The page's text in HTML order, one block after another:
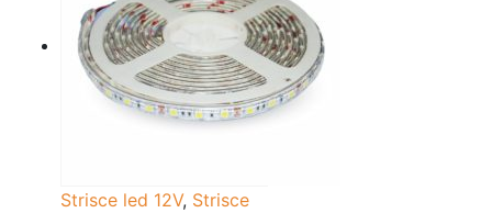
Strisce led 12V, Strisce